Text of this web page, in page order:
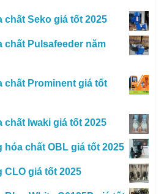
Seko giá tốt 2025
Pulsafeeder năm
chất Prominent giá tốt
Iwaki giá tốt 2025
chất OBL giá tốt 2025
giá tốt 2025